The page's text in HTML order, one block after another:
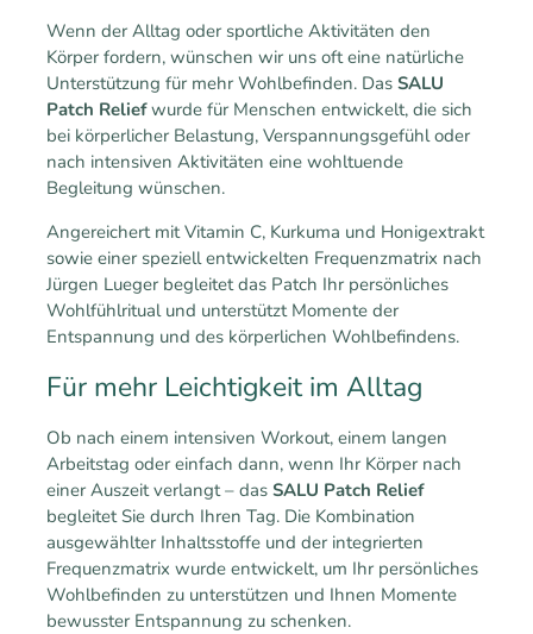
Wenn der Alltag oder sportliche Aktivitäten den
Körper fordern, wünschen wir uns oft eine natürliche
Unterstützung für mehr Wohlbefinden. Das SALU
Patch Reliefwurde für Menschen entwickelt, die sich
bei körperlicher Belastung, Verspannungsgefühl oder
nach intensiven Aktivitäten eine wohltuende
Begleitung wünschen.
Angereichert mit Vitamin C, Kurkuma und Honigextrakt
sowie einer speziell entwickelten Frequenzmatrix nach
Jürgen Lueger begleitet das Patch Ihr persönliches
Wohlfühlritual und unterstützt Momente der
Entspannung und des körperlichen Wohlbefindens.
Für mehr Leichtigkeit im Alltag
Ob nach einem intensiven Workout, einem langen
Arbeitstag oder einfach dann, wenn Ihr Körper nach
einer Auszeit verlangt – das SALU Patch Relief
begleitet Sie durch Ihren Tag. Die Kombination
ausgewählter Inhaltsstoffe und der integrierten
Frequenzmatrix wurde entwickelt, um Ihr persönliches
Wohlbefinden zu unterstützen und Ihnen Momente
bewusster Entspannung zu schenken.